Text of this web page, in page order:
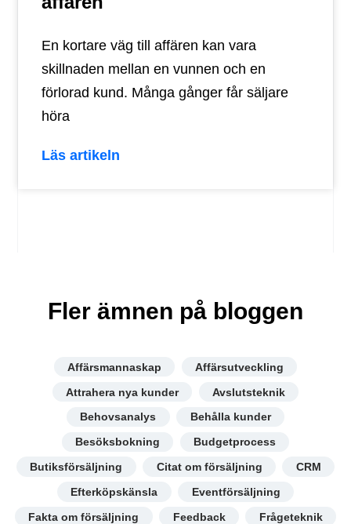
En kortare väg till affären kan vara
skillnaden mellan en vunnen och en
förlorad kund. Många gånger får säljare
höra
Läs artikeln
Fler ämnen på bloggen
Affärsmannaskap
Affärsutveckling
Attrahera nya kunder
Avslutsteknik
Behovsanalys
Behålla kunder
Besöksbokning
Budgetprocess
Butiksförsäljning
Citat om försäljning
CRM
Efterköpskänsla
Eventförsäljning
Fakta om försäljning
Feedback
Frågeteknik